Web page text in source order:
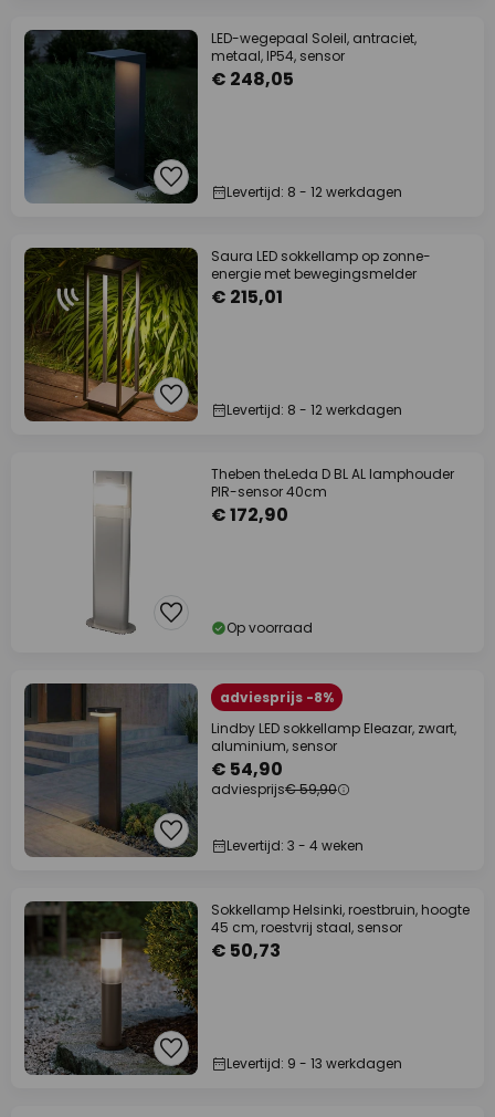
LED-wegepaal Soleil, antraciet,
metaal, IP54, sensor
€ 248,05
Levertijd: 8 - 12 werkdagen
Saura LED sokkellamp op zonne-
energie met bewegingsmelder
€ 215,01
Levertijd: 8 - 12 werkdagen
Theben theLeda D BL AL lamphouder
PIR-sensor 40cm
€ 172,90
Op voorraad
adviesprijs -8%
Lindby LED sokkellamp Eleazar, zwart,
aluminium, sensor
€ 54,90
adviesprijs€ 59,90
Levertijd: 3 - 4 weken
Sokkellamp Helsinki, roestbruin, hoogte
45 cm, roestvrij staal, sensor
€ 50,73
Levertijd: 9 - 13 werkdagen